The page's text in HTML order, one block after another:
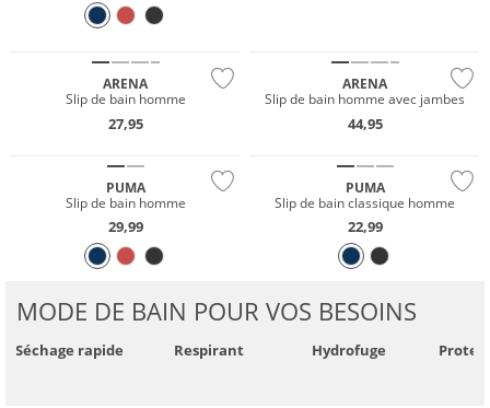
ARENA
Slip de bain homme
27,95
ARENA
Slip de bain homme avec jambes
44,95
PUMA
Slip de bain homme
29,99
PUMA
Slip de bain classique homme
22,99
MODE DE BAIN POUR VOS BESOINS
Séchage rapide Respirant Hydrofuge